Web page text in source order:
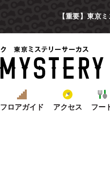
【重要】東京
フロアガイド アクセス フー